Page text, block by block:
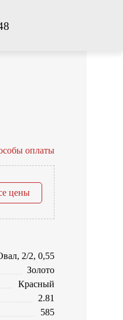
оплаты
цены
2/2, 0,55
Золото
Красный
2.81
585